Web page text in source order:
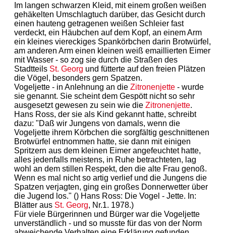
Im langen schwarzen Kleid, mit einem großen weißen
gehäkelten Umschlagtuch darüber, das Gesicht durch
einen hauteng getragenen weißen Schleier fast
verdeckt, ein Häubchen auf dem Kopf, an einem Arm
ein kleines viereckiges Spankörbchen darin Brotwürfel,
am anderen Arm einen kleinen weiß emaillierten Eimer
mit Wasser - so zog sie durch die Straßen des
Stadtteils St. Georg und fütterte auf den freien Plätzen
die Vögel, besonders gern Spatzen.
Vogeljette - in Anlehnung an die Zitronenjette - wurde
sie genannt. Sie scheint dem Gespött nicht so sehr
ausgesetzt gewesen zu sein wie die Zitronenjette.
Hans Ross, der sie als Kind gekannt hatte, schreibt
dazu: "Daß wir Jungens von damals, wenn die
Vogeljette ihrem Körbchen die sorgfältig geschnittenen
Brotwürfel entnommen hatte, sie dann mit einigen
Spritzern aus dem kleinen Eimer angefeuchtet hatte,
alles jedenfalls meistens, in Ruhe betrachteten, lag
wohl an dem stillen Respekt, den die alte Frau genoß.
Wenn es mal nicht so artig verlief und die Jungens die
Spatzen verjagten, ging ein großes Donnerwetter über
die Jugend los." () Hans Ross: Die Vogel - Jette. In:
Blätter aus St. Georg, Nr.1. 1978.)
Für viele Bürgerinnen und Bürger war die Vogeljette
unverständlich - und so musste für das von der Norm